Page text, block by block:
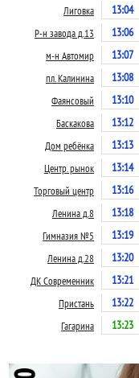
Лиговка 13:04
Р-н завода д.13 13:06
м-н Автомир 13:07
пл. Калинина 13:08
Фаянсовый 13:10
Баскакова 13:12
Дом ребёнка 13:13
Центр. рынок 13:14
Торговый центр 13:16
Ленина д.8 13:18
Гимназия №5 13:19
Ленина д.28 13:20
ДК Современник 13:21
Пристань 13:22
Гагарина 13:23